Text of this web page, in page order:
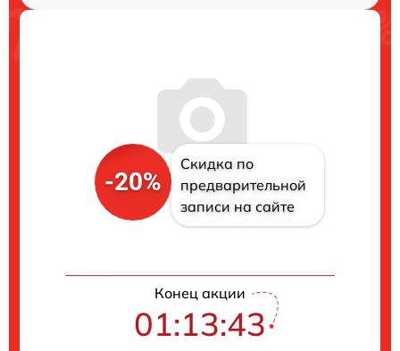
-20%
Скидка по
предварительной
записи на сайте
Конец акции
01:13:42